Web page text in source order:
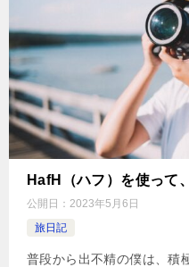
HafH（ハフ）を使って
公開日： 2023年5月6日
旅日記
普段から出不精の僕は、積